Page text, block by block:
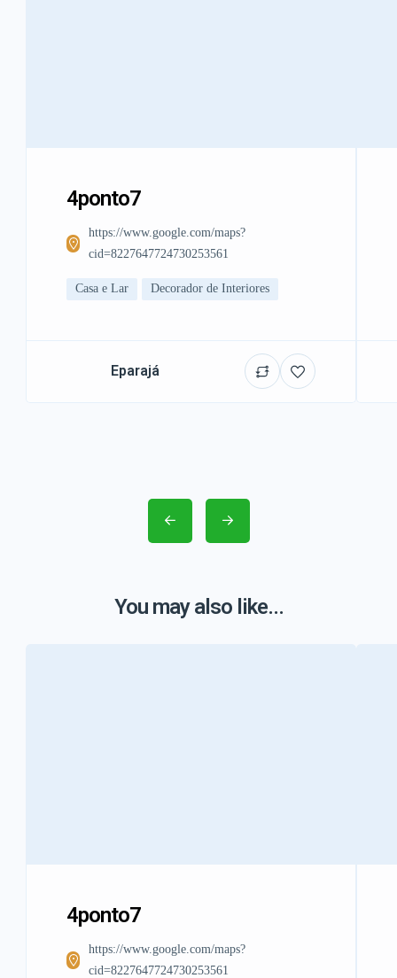
4ponto7
https://www.google.com/maps?
cid=8227647724730253561
Casa e Lar Decorador de Interiores
Eparajá
You may also like...
4ponto7
https://www.google.com/maps?
cid=8227647724730253561